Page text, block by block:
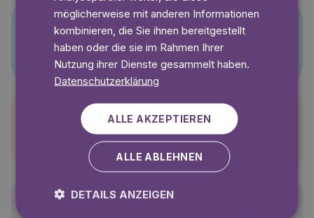
Pettersson und Findus
möglicherweise mit anderen Informationen
kombinieren, die Sie ihnen bereitgestellt
haben oder die sie im Rahmen Ihrer
Nutzung ihrer Dienste gesammelt haben.
Datenschutzerklärung
ALLE AKZEPTIEREN
ALLE ABLEHNEN
DETAILS ANZEIGEN